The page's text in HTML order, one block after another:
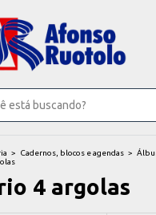
> Cadernos, blocos e agendas >
4 argolas